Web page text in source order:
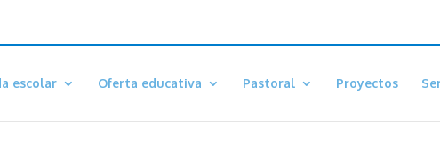
escolar Oferta educativa Pastoral Proyectos